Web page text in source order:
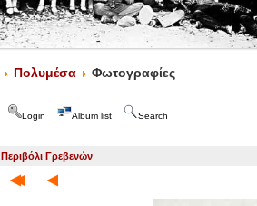
Πολυμέσα Φωτογραφίες
Login Album list Search
Περιβόλι Γρεβενών